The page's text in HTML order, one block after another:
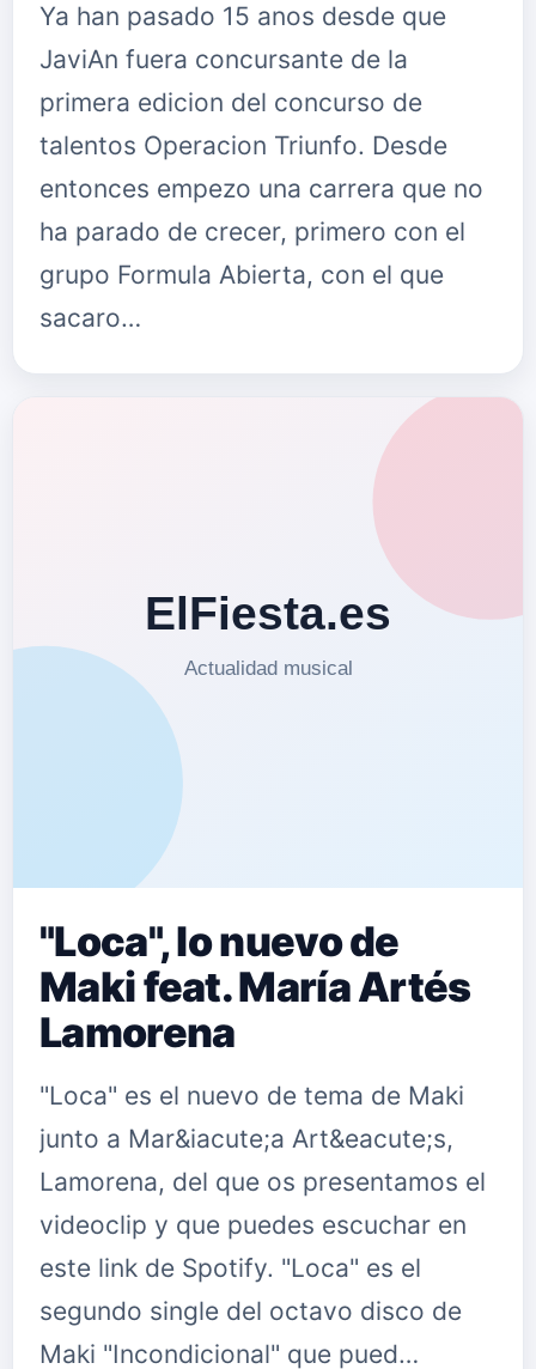
Ya han pasado 15 anos desde que
JaviAn fuera concursante de la
primera edicion del concurso de
talentos Operacion Triunfo. Desde
entonces empezo una carrera que no
ha parado de crecer, primero con el
grupo Formula Abierta, con el que
sacaro…
"Loca", lo nuevo de
Maki feat. María Artés
Lamorena
"Loca" es el nuevo de tema de Maki
junto a Mar&iacute;a Art&eacute;s,
Lamorena, del que os presentamos el
videoclip y que puedes escuchar en
este link de Spotify. "Loca" es el
segundo single del octavo disco de
Maki "Incondicional" que pued…